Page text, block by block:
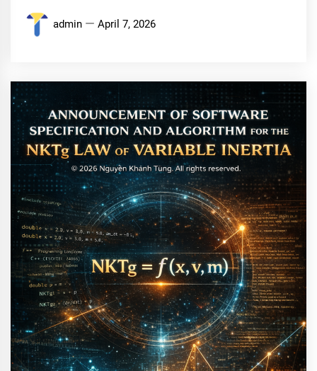
admin April 7, 2026